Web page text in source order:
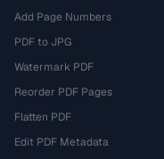
Add Page Numbers
PDF to JPG
Watermark PDF
Reorder PDF Pages
Flatten PDF
Edit PDF Metadata